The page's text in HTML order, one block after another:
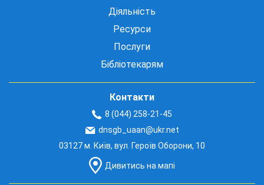
Діяльність
Ресурси
Послуги
Бібліотекарям
Контакти
8 (044) 258-21-45
dnsgb_uaan@ukr.net
03127 м. Київ, вул. Героїв Оборони, 10
Дивитись на мапі